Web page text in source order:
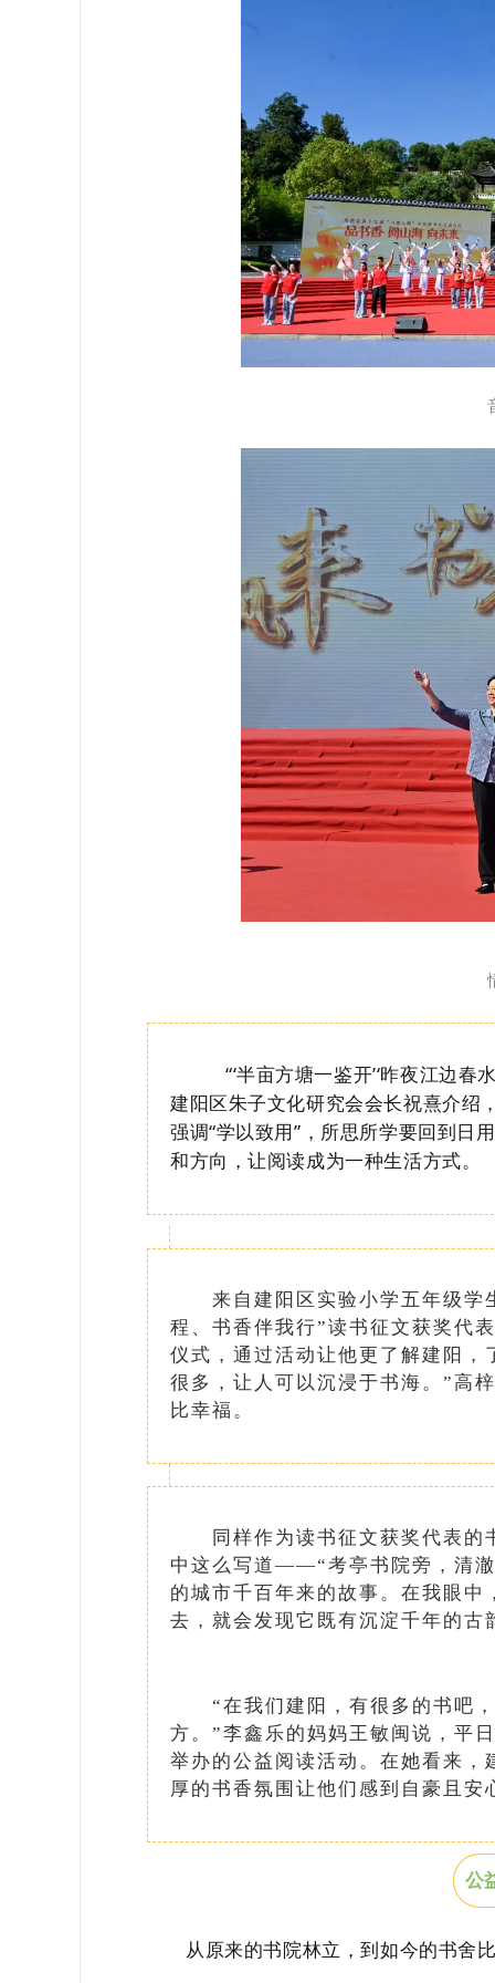
“‘半亩方塘一鉴开’‘昨夜江边
建阳区朱子文化研究会会长祝熹介绍
强调“学以致用”，所思所学要回到日
和方向，让阅读成为一种生活方式。
来自建阳区实验小学五年级学
程、书香伴我行”读书征文获奖代
仪式，通过活动让他更了解建阳
很多，让人可以沉浸于书海。”高
比幸福。
同样作为读书征文获奖代表的
中这么写道——“考亭书院旁，清
的城市千百年来的故事。在我眼
去，就会发现它既有沉淀千年的
“在我们建阳，有很多的书吧，
方。”李鑫乐的妈妈王敏闽说，平
举办的公益阅读活动。在她看来
厚的书香氛围让他们感到自豪且安
公
从原来的书院林立，到如今的书舍比